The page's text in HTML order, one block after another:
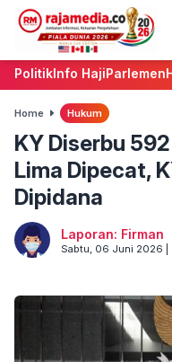
PolitikInfo HajiParlemen
Home Hukum
KY Diserbu
Lima Dipecat,
Dipidana
Laporan: Firman
Sabtu, 06 Juni 2026 |